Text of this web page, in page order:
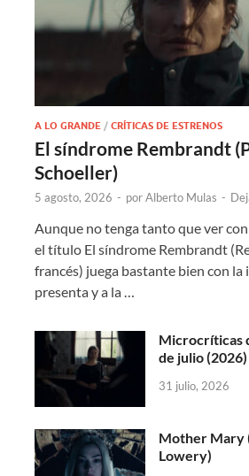
A LO GRANDE /CRÍTICAS DE ESTRENOS
El síndrome Rembrandt
Schoeller)
5 agosto, 2026 - porAlberto Mulas -
Aunque no tenga tanto que ver
el título El síndrome Rembrandt
francés) juega bastante bien con la
presenta y a la …
Microcríticas
de julio (2026)
31 julio, 2026
Mother Mary
Lowery)